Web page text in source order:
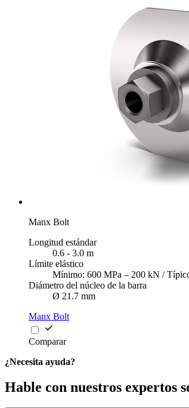
Manx Bolt
Longitud estándar
0.6 - 3.0 m
Límite elástico
Mínimo: 600 MPa – 200 kN /
Diámetro del núcleo de la barra
Ø 21.7 mm
Manx Bolt
Comparar
¿Necesita ayuda?
Hable con nuestros expertos